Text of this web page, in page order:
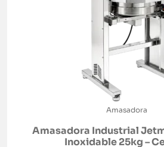
Amasadora
Amasadora Industrial
Inoxidable 25kg –